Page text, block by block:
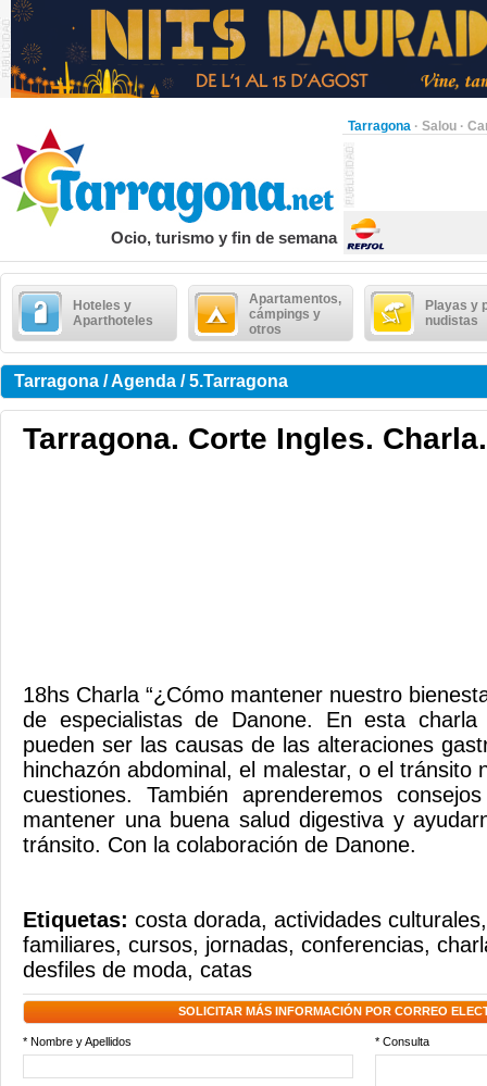
Tarragona · Salou ·
Ocio, turismo y fin de semana
Hoteles y
Aparthoteles
Apartamentos,
cámpings y
otros
Playas y
nudistas
Tarragona / Agenda / 5.Tarragona
Tarragona. Corte Ingles. Charla.
18hs Charla “¿Cómo mantener nuestro
de especialistas de Danone. En esta charla
pueden ser las causas de las alteraciones
hinchazón abdominal, el malestar, o el tránsito
cuestiones. También aprenderemos
mantener una buena salud digestiva y
tránsito. Con la colaboración de Danone.
Etiquetas: costa dorada, actividades culturales
familiares, cursos, jornadas, conferencias,
desfiles de moda, catas
SOLICITAR MÁS INFORMACIÓN POR CORREO
* Nombre y Apellidos * Consulta